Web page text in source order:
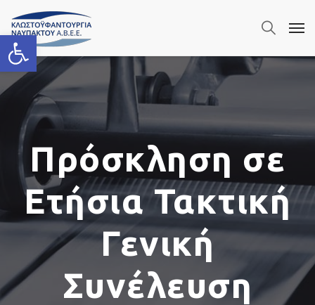
Ανοίξτε τη γραμμή εργαλείων
Πρόσκληση σε
Ετήσια Τακτική
Γενική
Συνέλευση